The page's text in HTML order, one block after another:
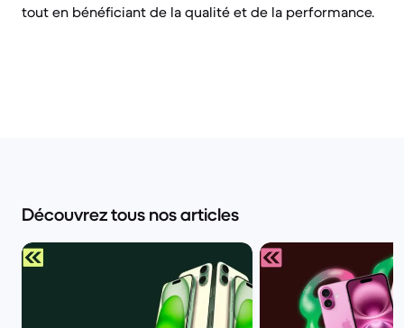
tout en bénéficiant de la qualité et de la performance.
Découvrez tous nos articles